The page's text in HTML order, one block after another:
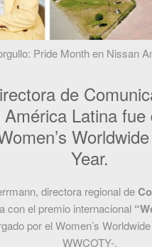
Pride Month en Nissan
de
Latina fue
Year.
directora regional de
con el premio internacional
por el Women’s
WWCOTY-.